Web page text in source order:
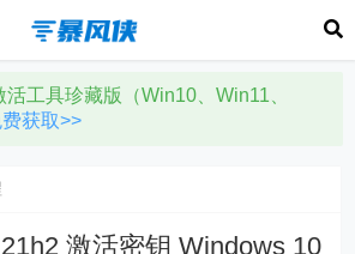
工具珍藏版（Win10、Win11、
获取>>
激活密钥 Windows 10